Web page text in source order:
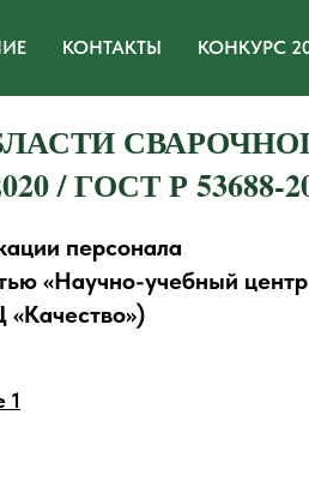
КОНТАКТЫ КОНКУРС
/ ГОСТ Р 53688-
1
персонала
«Научно-учебный